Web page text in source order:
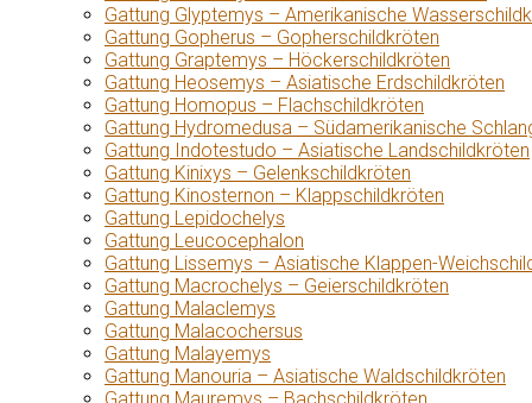
Gattung Glyptemys – Amerikanische
Gattung Gopherus – Gopherschildkröten
Gattung Graptemys – Höckerschildkröten
Gattung Heosemys – Asiatische Erdschildkröten
Gattung Homopus – Flachschildkröten
Gattung Hydromedusa – Südamerikanische
Gattung Indotestudo – Asiatische Landschildkröten
Gattung Kinixys – Gelenkschildkröten
Gattung Kinosternon – Klappschildkröten
Gattung Lepidochelys
Gattung Leucocephalon
Gattung Lissemys – Asiatische Klappen-
Gattung Macrochelys – Geierschildkröten
Gattung Malaclemys
Gattung Malacochersus
Gattung Malayemys
Gattung Manouria – Asiatische Waldschildkröten